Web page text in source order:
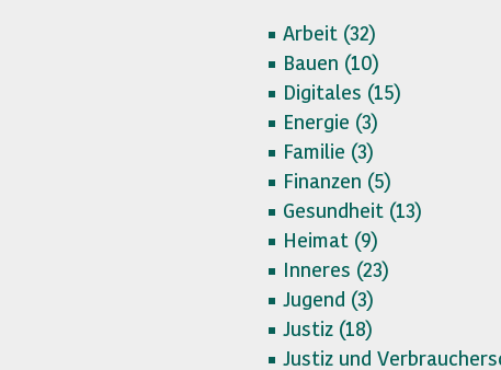
Arbeit (32)
Bauen (10)
Digitales (15)
Energie (3)
Familie (3)
Finanzen (5)
Gesundheit (13)
Heimat (9)
Inneres (23)
Jugend (3)
Justiz (18)
Justiz und